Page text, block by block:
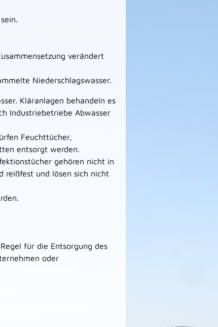
verändert
Niederschlagswasser.
Kläranlagen behandeln es
Industriebetriebe Abwasser
Feuchttücher,
entsorgt werden.
gehören nicht in
reißfest und lösen sich nicht
für die Entsorgung des
oder